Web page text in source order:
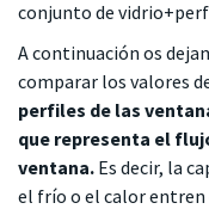
conjunto de
A continuación os
comparar los valores
perfiles de las
que representa el
ventana. Es decir, la
el frío o el calor entren